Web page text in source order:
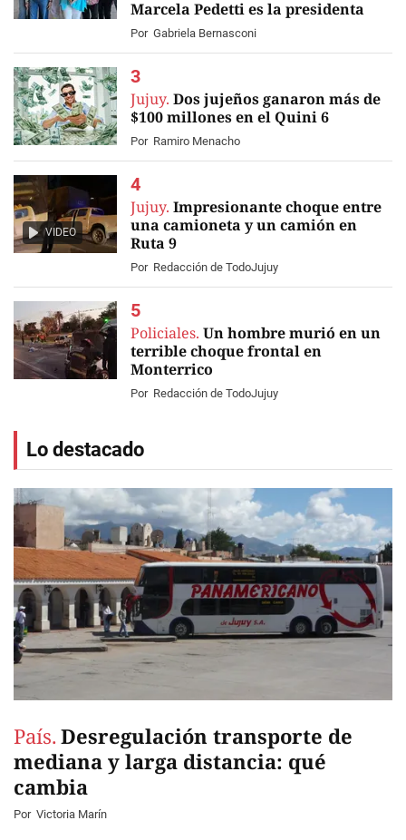
Marcela Pedetti es la presidenta
Por Gabriela Bernasconi
Jujuy. Dos jujeños ganaron más de
$100 millones en el Quini 6
Por Ramiro Menacho
VIDEO
Jujuy. Impresionante choque entre
una camioneta y un camión en
Ruta 9
Por Redacción de TodoJujuy
Policiales. Un hombre murió en un
terrible choque frontal en
Monterrico
Por Redacción de TodoJujuy
Lo destacado
País. Desregulación transporte de
mediana y larga distancia: qué
cambia
Por Victoria Marín